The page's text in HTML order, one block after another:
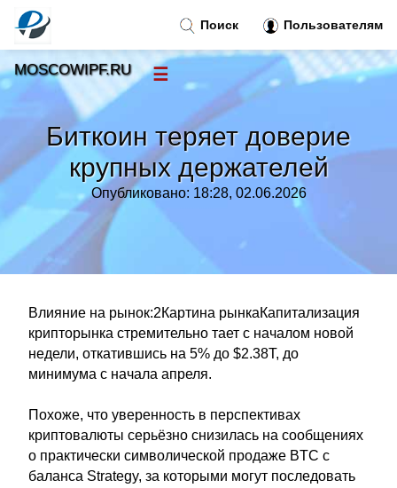
Биткоин теряет доверие
крупных держателей
Опубликовано: 18:28, 02.06.2026
Влияние на рынок:2Картина рынкаКапитализация
крипторынка стремительно тает с началом новой
недели, откатившись на 5% до $2.38T, до
минимума с начала апреля.
Похоже, что уверенность в перспективах
криптовалюты серьёзно снизилась на сообщениях
о практически символической продаже BTC с
баланса Strategy, за которыми могут последовать
Поиск Пользователям
MOSCOWIPF.RU ☰
Новости
Тренды новостей »
Рубрики»
Контакт»